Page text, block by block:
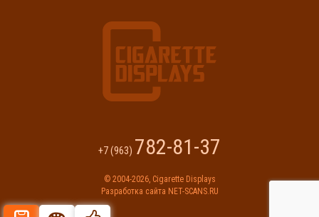
+7 (963) 782-81-37
© 2004-2026, Cigarette Displays
Разработка сайта NET-SCANS.RU